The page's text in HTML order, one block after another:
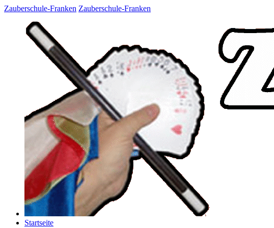
Zauberschule-Franken Zauberschule-Franken
Startseite